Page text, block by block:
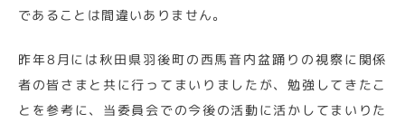
であることは間違いありません。
昨年8月には秋田県羽後町の西馬音内盆踊りの視察に関係
者の皆さまと共に行ってまいりましたが、勉強してきたこ
とを参考に、当委員会での今後の活動に活かしてまいりた